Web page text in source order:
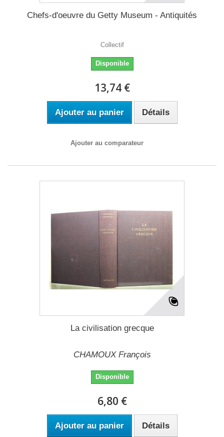
Chefs-d'oeuvre du Getty Museum - Antiquités
Collectif
Disponible
13,74 €
Ajouter au panier Détails
Ajouter au comparateur
La civilisation grecque
CHAMOUX François
Disponible
6,80 €
Ajouter au panier Détails